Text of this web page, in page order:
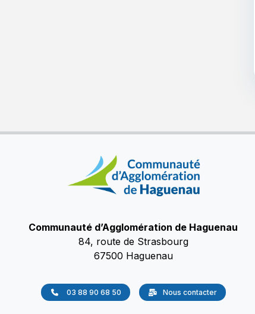
Communauté d’Agglomération de Haguenau
84, route de Strasbourg
67500 Haguenau
03 88 90 68 50 Nous contacter